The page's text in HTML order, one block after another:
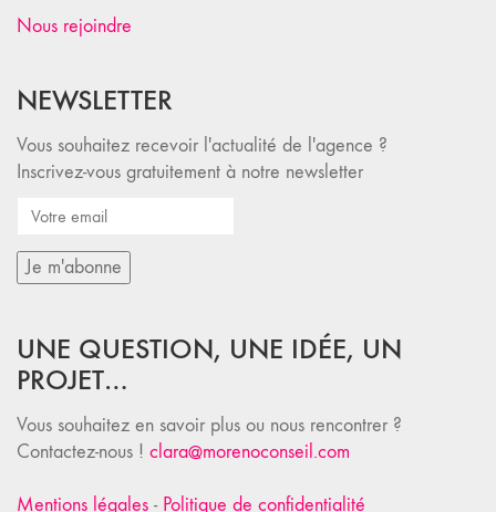
Nous rejoindre
NEWSLETTER
Vous souhaitez recevoir l'actualité de l'agence ?
Inscrivez-vous gratuitement à notre newsletter
UNE QUESTION, UNE IDÉE, UN
PROJET…
Vous souhaitez en savoir plus ou nous rencontrer ?
Contactez-nous ! clara@morenoconseil.com
Mentions légales - Politique de confidentialité